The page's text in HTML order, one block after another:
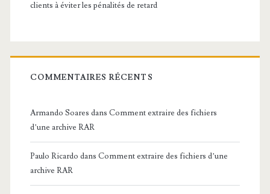
clients à éviter les pénalités de retard
COMMENTAIRES RÉCENTS
Armando Soares dans Comment extraire des fichiers
d’une archive RAR
Paulo Ricardo dans Comment extraire des fichiers d’une
archive RAR